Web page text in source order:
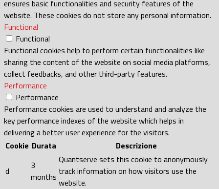
ensures basic functionalities and security features of the
website. These cookies do not store any personal information.
Functional
Functional
Functional cookies help to perform certain functionalities like
sharing the content of the website on social media platforms,
collect feedbacks, and other third-party features.
Performance
Performance
Performance cookies are used to understand and analyze the
key performance indexes of the website which helps in
delivering a better user experience for the visitors.
Cookie Durata Descrizione
d
3
months
Quantserve sets this cookie to anonymously
track information on how visitors use the
website.